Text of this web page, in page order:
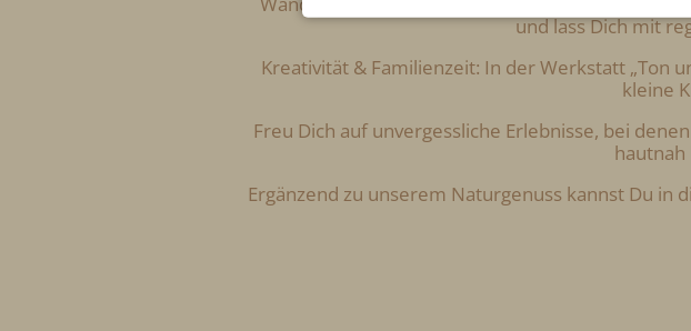
und lass Dich mit
Kreativität & Familienzeit: In der Werkstatt „Ton
kleine
Freu Dich auf unvergessliche Erlebnisse, bei
Ergänzend zu unserem Naturgenuss kannst Du in